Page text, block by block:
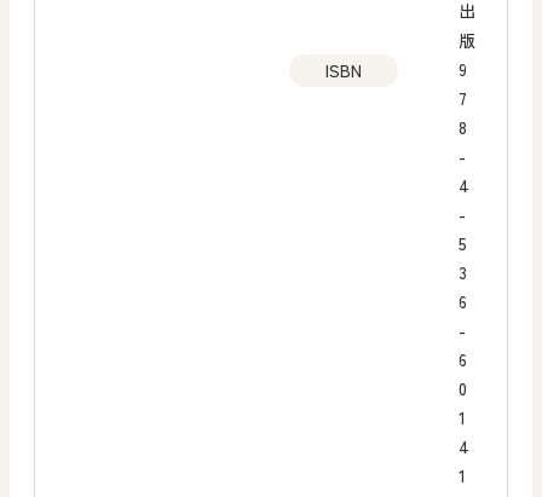
出
版
ISBN
9
7
8
-
4
-
5
3
6
-
6
0
1
4
1